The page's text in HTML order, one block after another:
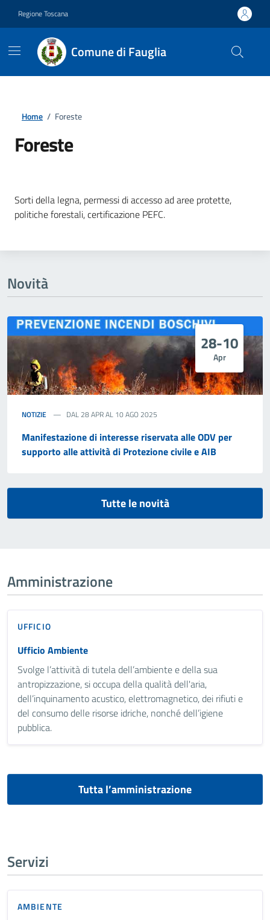
Regione Toscana
Comune di Fauglia
Home / Foreste
Foreste
Sorti della legna, permessi di accesso ad aree protette,
politiche forestali, certificazione PEFC.
Novità
28-10
Apr
NOTIZIE DAL 28 APR AL 10 AGO 2025
Manifestazione di interesse riservata alle ODV per
supporto alle attività di Protezione civile e AIB
Tutte le novità
Amministrazione
UFFICIO
Ufficio Ambiente
Svolge l’attività di tutela dell’ambiente e della sua
antropizzazione, si occupa della qualità dell'aria,
dell’inquinamento acustico, elettromagnetico, dei rifiuti e
del consumo delle risorse idriche, nonché dell’igiene
pubblica.
Tutta l’amministrazione
Servizi
AMBIENTE